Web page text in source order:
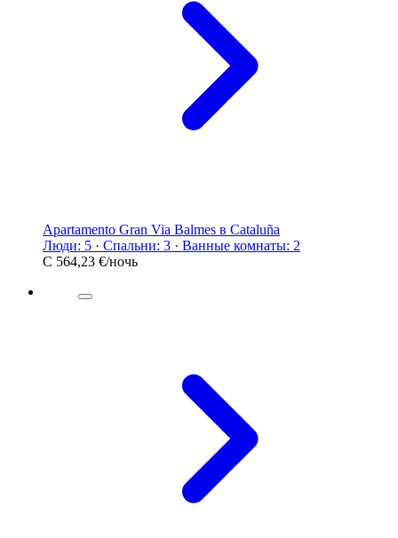
Apartamento Gran Via Balmes в Cataluña
Люди: 5 · Спальни: 3 · Ванные комнаты: 2
С 564,23 €/ночь